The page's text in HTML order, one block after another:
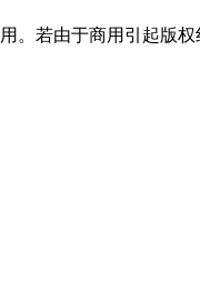
若由于商用引起版权